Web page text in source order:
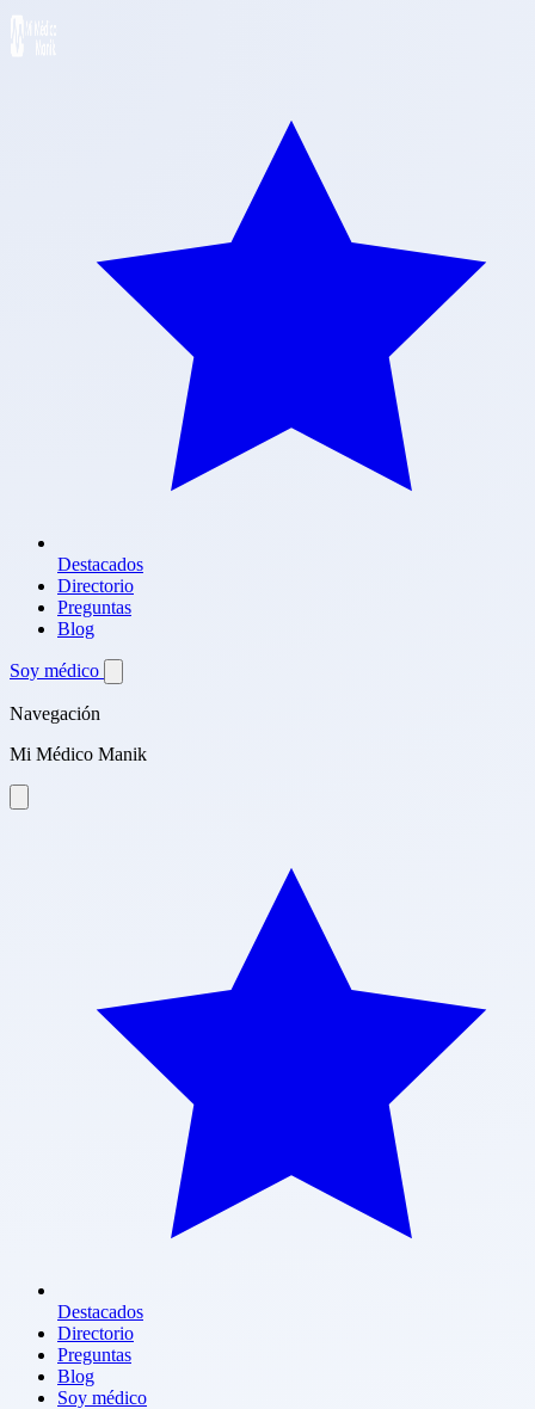
Destacados
Directorio
Preguntas
Blog
Soy médico
Navegación
Mi Médico Manik
Destacados
Directorio
Preguntas
Blog
Soy médico